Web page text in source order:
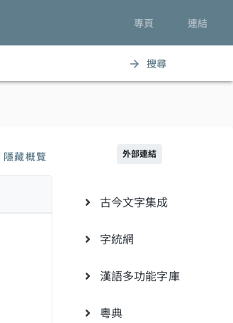
專頁 連結
arrow_forward 搜尋
隱藏概覽 外部連結
古今文字集成
字統網
漢語多功能字庫
粵典